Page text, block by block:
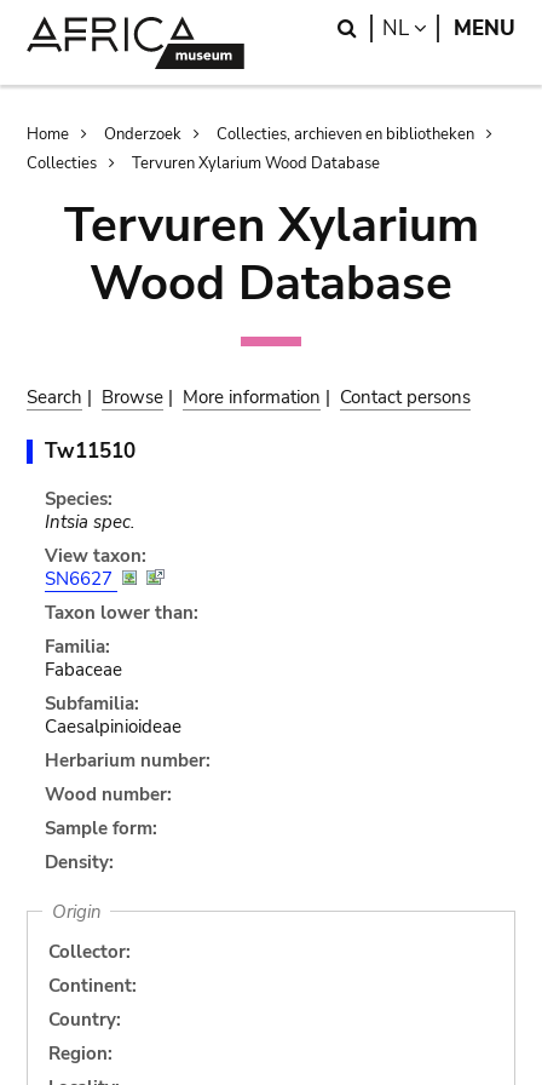
Search
NL LANGUAGE
MENU
Breadcrumb
Home Onderzoek
Collecties, archieven en bibliotheken
Collecties
Tervuren Xylarium Wood Database
Tervuren Xylarium
Wood Database
Search | Browse | More information | Contact persons
Tw11510
Species:
Intsia spec.
View taxon:
SN6627
Taxon lower than:
Familia:
Fabaceae
Subfamilia:
Caesalpinioideae
Herbarium number:
Wood number:
Sample form:
Density:
Origin
Collector:
Continent:
Country:
Region: